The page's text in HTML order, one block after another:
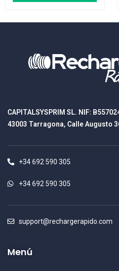
CAPITALSYSPRIM SL. NIF:
43003 Tarragona, Calle Augusto
+34 692 590 305
+34 692 590 305
support@rechargerapido.com
Menú